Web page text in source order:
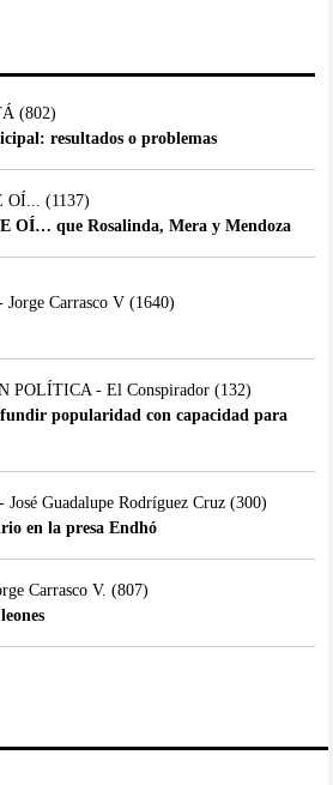
(802)
resultados o problemas
(1137)
OÍ… que Rosalinda, Mera y Mendoza
Carrasco V(1640)
POLÍTICA - El Conspirador(132)
popularidad con capacidad para
Guadalupe Rodríguez Cruz(300)
en la presa Endhó
Carrasco V. (807)